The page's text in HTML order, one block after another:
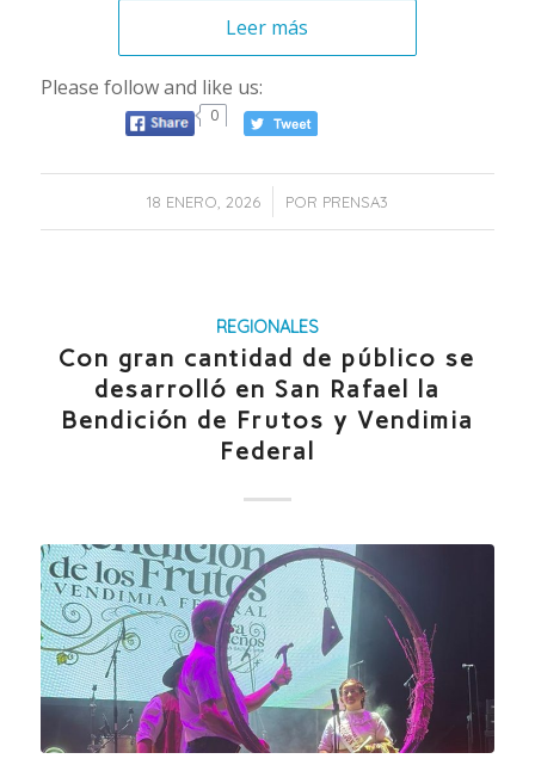
Leer más
Please follow and like us:
0
18 ENERO, 2026
/ POR PRENSA3
REGIONALES
Con gran cantidad de público se
desarrolló en San Rafael la
Bendición de Frutos y Vendimia
Federal